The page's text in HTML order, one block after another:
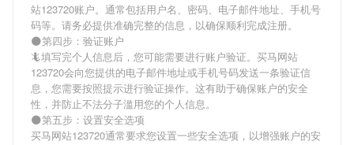
站123720账户。通常包括用户名、密码、电子邮件地址、手机号
码等。请务必提供准确完整的信息，以确保顺利完成注册。
🌑第四步：验证账户
🦎填写完个人信息后，您可能需要进行账户验证。 买马网站
123720会向您提供的电子邮件地址或手机号码发送一条验证信
息，您需要按照提示进行验证操作。这有助于确保账户的安全
性，并防止不法分子滥用您的个人信息。
🌑第五步：设置安全选项
买马网站123720通常要求您设置一些安全选项，以增强账户的安